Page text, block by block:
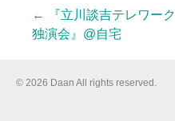
投
稿
←
『立川談吉テレワーク
独演会』@自宅
© 2026 Daan All rights reserved.